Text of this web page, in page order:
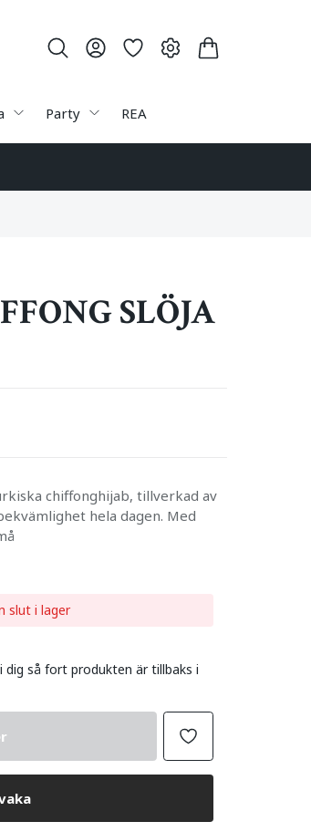
Party REA
SLÖJA
chiffonghijab, tillverkad av
hela dagen. Med
slut i lager
dig så fort produkten är tillbaks i